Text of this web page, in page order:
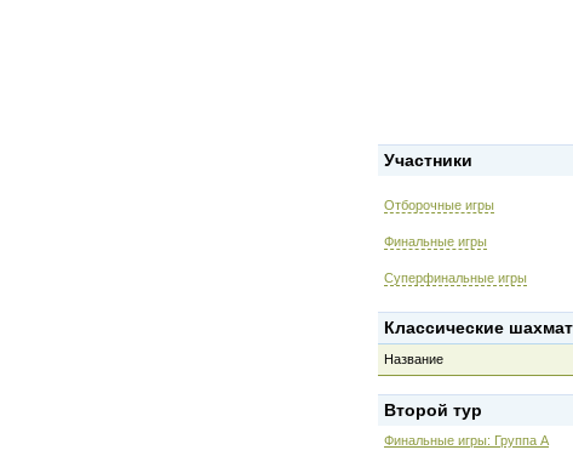
Участники
Отборочные игры
Финальные игры
Суперфинальные игры
Классические
Название
Второй тур
Финальные игры: Группа A